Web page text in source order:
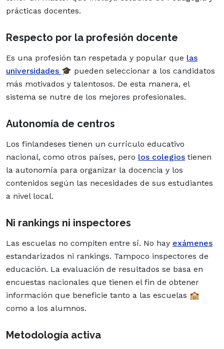
prácticas docentes.
Respecto por la profesión docente
Es una profesión tan respetada y popular que las
universidades 🎓 pueden seleccionar a los candidatos
más motivados y talentosos. De esta manera, el
sistema se nutre de los mejores profesionales.
Autonomía de centros
Los finlandeses tienen un currículo educativo
nacional, como otros países, pero los colegios tienen
la autonomía para organizar la docencia y los
contenidos según las necesidades de sus estudiantes
a nivel local.
Ni rankings ni inspectores
Las escuelas no compiten entre sí. No hay exámenes
estandarizados ni rankings. Tampoco inspectores de
educación. La evaluación de resultados se basa en
encuestas nacionales que tienen el fin de obtener
información que beneficie tanto a las escuelas 🏫
como a los alumnos.
Metodología activa